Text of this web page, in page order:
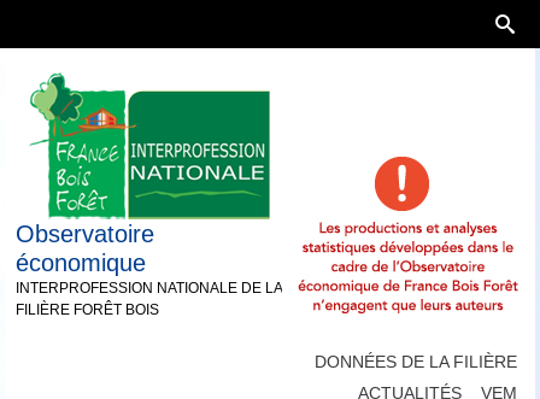
Observatoire
économique
INTERPROFESSION NATIONALE DE LA
FILIÈRE FORÊT BOIS
DONNÉES DE LA FILIÈRE
ACTUALITÉS
VEM